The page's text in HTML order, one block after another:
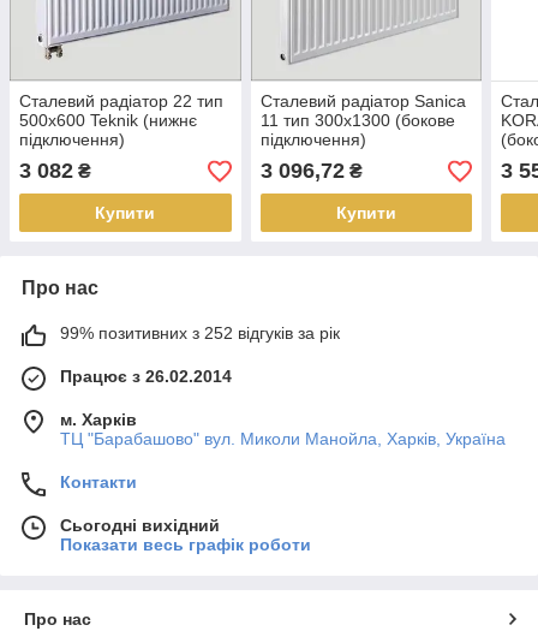
Сталевий радіатор 22 тип
500х600 Teknik (нижнє
підключення)
3 082 ₴
Купити
Сталевий радіатор Sanica
11 тип 300х1300 (бокове
підключення)
3 096,72₴
Купити
3
Про нас
99% позитивних з 252 відгуків за рік
Працює з 26.02.2014
м. Харків
ТЦ "Барабашово" вул. Миколи Манойла, Харків, Україна
Контакти
Сьогодні вихідний
Показати весь графік роботи
Про нас